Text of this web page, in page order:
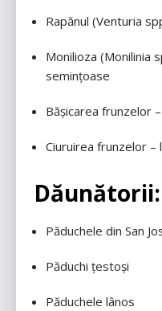
Rapănul (Venturia
Monilioza (Monilinia
semințoase
Bășicarea frunzelor
Ciuruirea frunzelor –
Dăunătorii:
Păduchele din San
Păduchi țestoși
Păduchele lânos